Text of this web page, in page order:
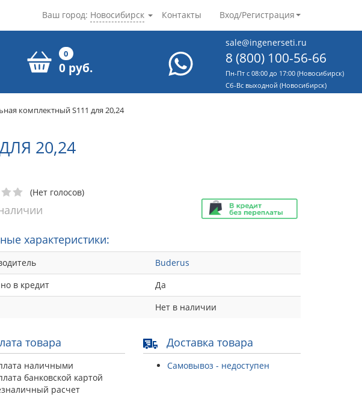
Контакты Вход/Регистрация
Ваш город: Новосибирск
0
0 руб.
sale@ingenerseti.ru
8 (800) 100-56-66
Пн-Пт с 08:00 до 17:00 (Новосибирск)
Cб-Вс выходной (Новосибирск)
комплектный S111 для 20,24
20,24
(Нет голосов)
характеристики:
Buderus
в кредит
Да
Нет в наличии
товара
наличными
банковской картой
расчет
Доставка товара
Самовывоз - недоступен